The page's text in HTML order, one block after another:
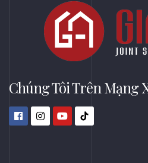
Chúng Tôi Trên Mạng